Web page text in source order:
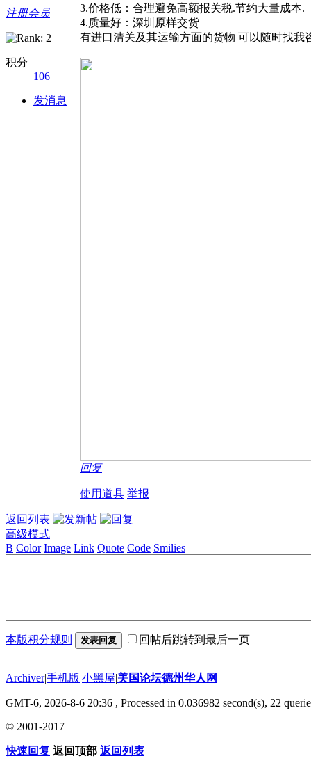
注册会员
积分
106
发消息
3.价格低：合理避免高额报关税.节约大量成本.
4.质量好：深圳原样交货
有进口清关及其运输方面的货物 可以随时找我
回复
使用道具 举报
返回列表
高级模式
B Color Image Link Quote Code Smilies
本版积分规则 发表回复 回帖后跳转到最后一页
Archiver|手机版|小黑屋|美国论坛德州华人网
GMT-6, 2026-8-6 20:36 , Processed in 0.036982 second(s), 22
© 2001-2017
快速回复 返回顶部 返回列表